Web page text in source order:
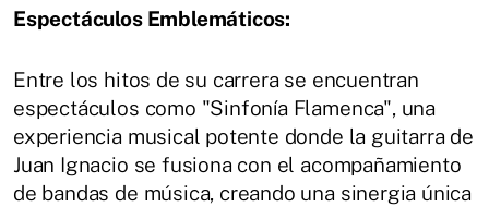
Espectáculos Emblemáticos:
Entre los hitos de su carrera se encuentran
espectáculos como "Sinfonía Flamenca", una
experiencia musical potente donde la guitarra de
Juan Ignacio se fusiona con el acompañamiento
de bandas de música, creando una sinergia única